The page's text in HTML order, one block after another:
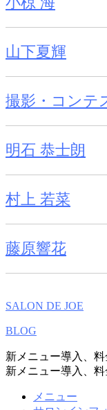
山下夏輝
撮影・コンテ
明石 恭士朗
村上 若菜
藤原響花
SALON DE JOE
BLOG
新メニュー導入、
新メニュー導入、
メニュー